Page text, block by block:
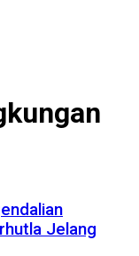
Jelang